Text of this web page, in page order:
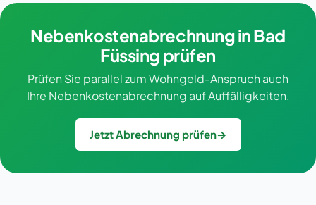
Nebenkostenabrechnung in Bad
Füssing prüfen
Prüfen Sie parallel zum Wohngeld-Anspruch auch
Ihre Nebenkostenabrechnung auf Auffälligkeiten.
Jetzt Abrechnung prüfen→